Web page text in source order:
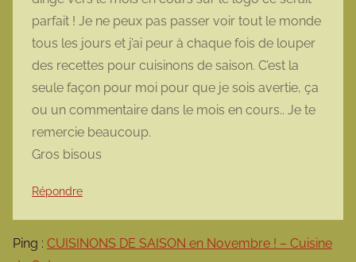
parfait ! Je ne peux pas passer voir tout le monde
tous les jours et j’ai peur à chaque fois de louper
des recettes pour cuisinons de saison. C’est la
seule façon pour moi pour que je sois avertie, ça
ou un commentaire dans le mois en cours.. Je te
remercie beaucoup.
Gros bisous
Répondre
Ping : CUISINONS DE SAISON en Novembre ! – Cuisine